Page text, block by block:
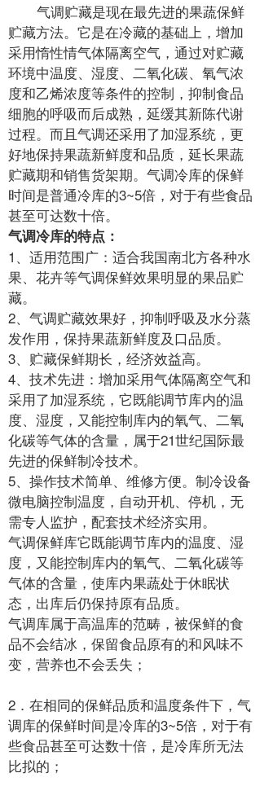
气调贮藏是现在最先进的果蔬保鲜
贮藏方法。它是在冷藏的基础上，增加
采用惰性情气体隔离空气，通过对贮藏
环境中温度、湿度、二氧化碳、氧气浓
度和乙烯浓度等条件的控制，抑制食品
细胞的呼吸而后成熟，延缓其新陈代谢
过程。而且气调还采用了加湿系统，更
好地保持果蔬新鲜度和品质，延长果蔬
贮藏期和销售货架期。气调冷库的保鲜
时间是普通冷库的3~5倍，对于有些食品
甚至可达数十倍。
气调冷库的特点：
1、适用范围广：适合我国南北方各种水
果、花卉等气调保鲜效果明显的果品贮
藏。
2、气调贮藏效果好，抑制呼吸及水分蒸
发作用，保持果蔬新鲜度及口品质。
3、贮藏保鲜期长，经济效益高。
4、技术先进：增加采用气体隔离空气和
采用了加湿系统，它既能调节库内的温
度、湿度，又能控制库内的氧气、二氧
化碳等气体的含量，属于21世纪国际最
先进的保鲜制冷技术。
5、操作技术简单、维修方便。制冷设备
微电脑控制温度，自动开机、停机，无
需专人监护，配套技术经济实用。
气调保鲜库它既能调节库内的温度、湿
度，又能控制库内的氧气、二氧化碳等
气体的含量，使库内果蔬处于休眠状
态，出库后仍保持原有品质。
气调库属于高温库的范畴，被保鲜的食
品不会结冰，保留食品原有的和风味不
变，营养也不会丢失；
2．在相同的保鲜品质和温度条件下，气
调库的保鲜时间是冷库的3~5倍，对于有
些食品甚至可达数十倍，是冷库所无法
比拟的；